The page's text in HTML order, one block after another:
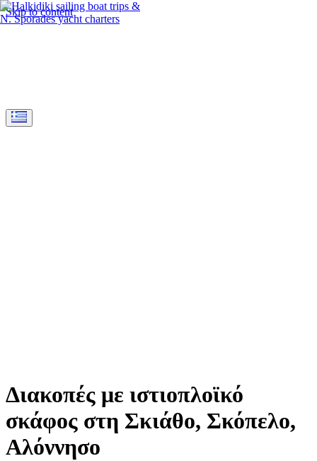
Skip to content
Διακοπές με ιστιοπλοϊκό
σκάφος στη Σκιάθο, Σκόπελο,
Αλόννησο